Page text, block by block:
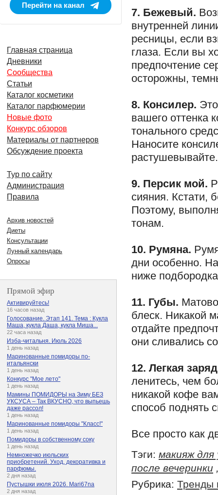
7. Бежевый.
внутренней
ресницы, если
глаза. Если вы
предпочтение
осторожны,
8. Консилер.
вашего оттенка
тонального
Наносите
растушевывайте.
9. Персик мой.
сияния. Кстати,
Поэтому,
тонам.
10. Румяна.
дни особенно.
ниже
11. Губы.
блеск. Никакой
отдайте
они сливались
12. Легкая
ленитесь, чем
никакой кофе
способ поднять
Все просто как
Тэги: макияж для
после вечеринки
Рубрика: Тренды
Перейти на канал
Главная страница
Дневники
Сообщества
Статьи
Каталог косметики
Каталог парфюмерии
Новые фото
Конкурс обзоров
Материалы от партнеров
Обсуждение проекта
Тур по сайту
Администрация
Правила
Архив новостей
Диеты
Консультации
Лунный календарь
Опросы
Прямой эфир
Активируйтесь!
16 часов назад
Голосование. Этап 141. Тема : Кукла
Маша, кукла Даша, кукла Миша...
22 часа назад
Изба-читальня. Июль 2026
1 день назад
Маринованные помидоры по-
итальянски
1 день назад
Конкурс "Мое лето"
1 день назад
Мамины ПОМИДОРЫ на Зиму БЕЗ
УКСУСА – Так ВКУСНО, что выпьешь
даже рассол!
1 день назад
Маринованные помидоры "Класс!"
1 день назад
Помидоры в собственному соку
1 день назад
Немножечко июльских
приобретений. Уход, декоративка и
парфюмы.
2 дня назад
Пустышки июля 2026. Mari67na
2 дня назад